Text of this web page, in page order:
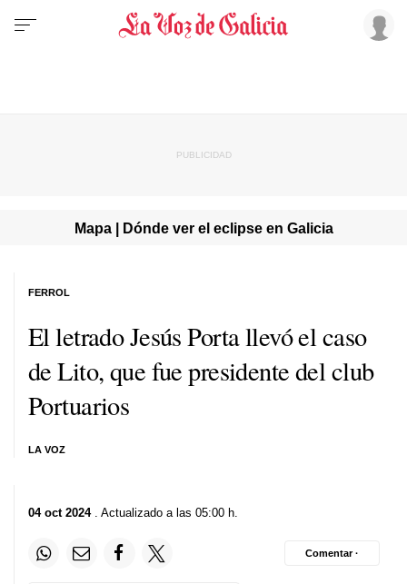
Mapa | Dónde ver el eclipse en Galicia
El letrado Jesús Porta llevó el caso
de Lito, que fue presidente del club
Portuarios
LA VOZ
FERROL
04 oct 2024. Actualizado a las 05:00 h.
Comentar ·